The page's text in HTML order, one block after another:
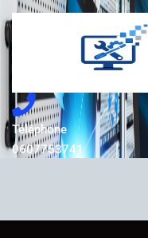
Skip
to
content
Téléphone
06077537410607753741